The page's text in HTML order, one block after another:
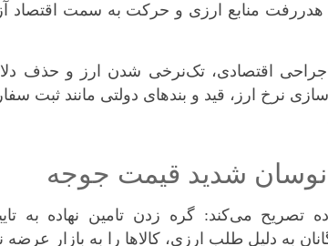
منابع ارزی و حرکت به سمت اقتصاد
اقتصادی، تک‌نرخی شدن ارز و حذف
نرخ ارز، قید و بند‌های دولتی مانند ثبت
و نوسان شدید قیمت جوجه
تصریح می‌کند: گره زدن تامین نهاده به
به دلیل طلب ارزی، کالا‌ها را به بازار عرضه